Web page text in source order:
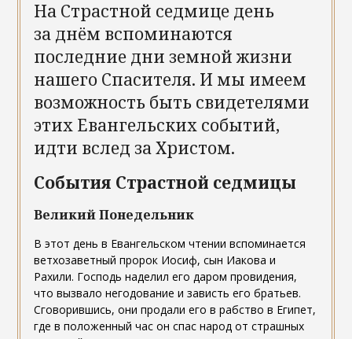
На Страстной седмице день
за днём вспоминаются
последние дни земной жизни
нашего Спасителя. И мы имеем
возможность быть свидетелями
этих Евангельских событий,
идти вслед за Христом.
События Страстной седмицы
Великий Понедельник
В этот день в Евангельском чтении вспоминается
ветхозаветный пророк Иосиф, сын Иакова и
Рахили. Господь наделил его даром провидения,
что вызвало негодование и зависть его братьев.
Сговорившись, они продали его в рабство в Египет,
где в положенный час он спас народ от страшных